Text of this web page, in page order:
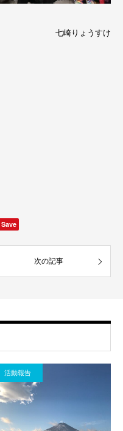
七崎りょうすけ
Save
次の記事
活動報告